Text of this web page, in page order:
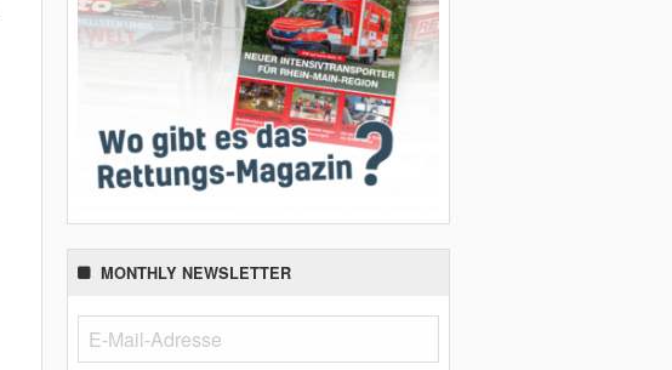
MONTHLY NEWSLETTER